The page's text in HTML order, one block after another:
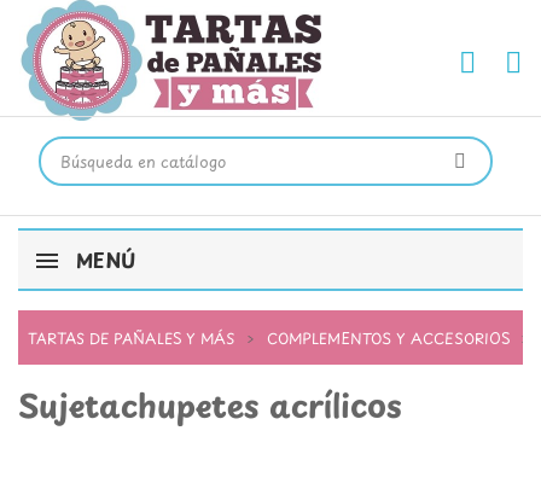
MENÚ
TARTAS DE PAÑALES Y MÁS COMPLEMENTOS Y ACCESORIOS
Sujetachupetes acrílicos